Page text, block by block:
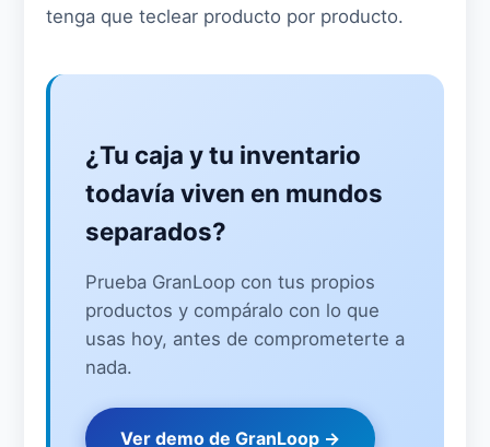
tenga que teclear producto por producto.
¿Tu caja y tu inventario
todavía viven en mundos
separados?
Prueba GranLoop con tus propios
productos y compáralo con lo que
usas hoy, antes de comprometerte a
nada.
Ver demo de GranLoop →